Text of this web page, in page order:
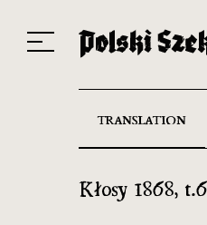
TRANSLATION
Kłosy 1868,